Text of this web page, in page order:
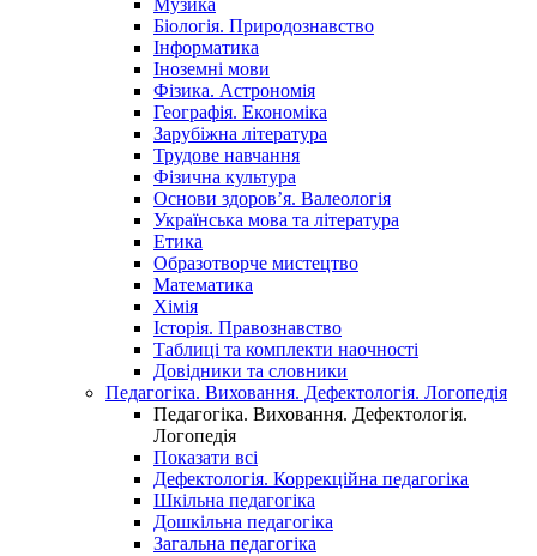
Музика
Біологія. Природознавство
Інформатика
Іноземні мови
Фізика. Астрономія
Географія. Економіка
Зарубіжна література
Трудове навчання
Фізична культура
Основи здоров’я. Валеологія
Українська мова та література
Етика
Образотворче мистецтво
Математика
Хімія
Історія. Правознавство
Таблиці та комплекти наочності
Довідники та словники
Педагогіка. Виховання. Дефектологія. Логопедія
Педагогіка. Виховання. Дефектологія.
Логопедія
Показати всі
Дефектологія. Коррекційна педагогіка
Шкільна педагогіка
Дошкільна педагогіка
Загальна педагогіка